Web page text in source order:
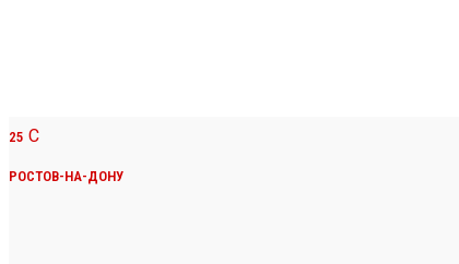
25 C
РОСТОВ-НА-ДОНУ